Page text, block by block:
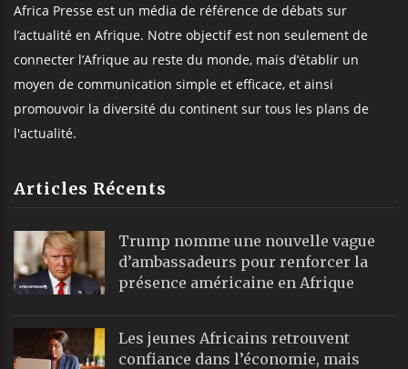
Africa Presse est un média de référence de débats sur
l’actualité en Afrique. Notre objectif est non seulement de
connecter l’Afrique au reste du monde, mais d’établir un
moyen de communication simple et efficace, et ainsi
promouvoir la diversité du continent sur tous les plans de
l'actualité.
Articles Récents
Trump nomme une nouvelle vague
d’ambassadeurs pour renforcer la
présence américaine en Afrique
Les jeunes Africains retrouvent
confiance dans l’économie, mais